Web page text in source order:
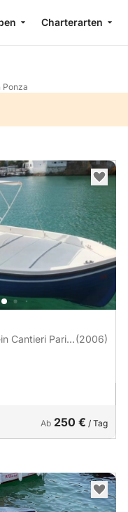
Charterarten
Ponza
(2006)
Ab 250 € / Tag